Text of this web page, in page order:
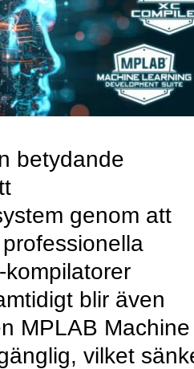
betydande
genom att
blir även
MPLAB Machine
vilket